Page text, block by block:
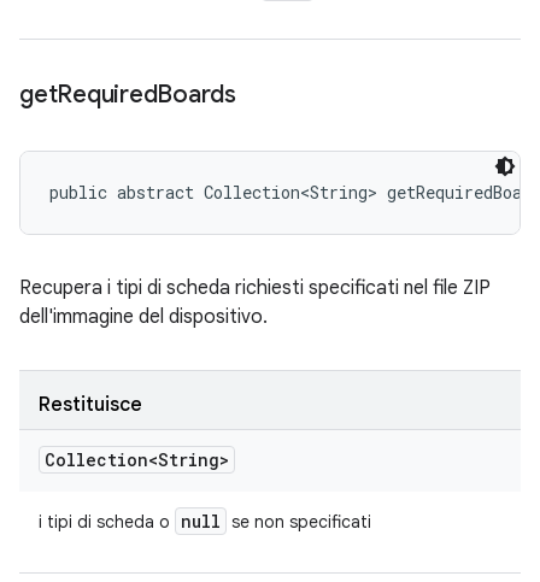
getRequiredBoards
public abstract Collection<String>
Recupera i tipi di scheda richiesti specificati nel file ZIP
dell'immagine del dispositivo.
Restituisce
Collection<String>
i tipi di scheda o null se non specificati